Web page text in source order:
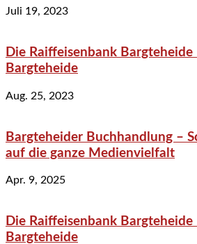
Juli 19, 2023
Die Raiffeisenbank
Bargteheide
Aug. 25, 2023
Bargteheider Buchhandlung –
auf die ganze Medienvielfalt
Apr. 9, 2025
Die Raiffeisenbank
Bargteheide